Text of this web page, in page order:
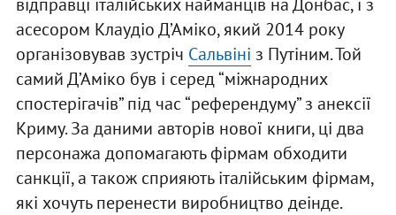
асесором Клаудіо Д’Аміко, який 2014 року
організовував зустріч Сальвіні з Путіним. Той
самий Д’Аміко був і серед “міжнародних
спостерігачів” під час “референдуму” з анексії
Криму. За даними авторів нової книги, ці два
персонажа допомагають фірмам обходити
санкції, а також сприяють італійським фірмам,
які хочуть перенести виробництво деінде.